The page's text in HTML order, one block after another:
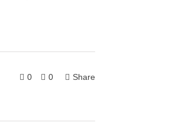
0 0 Share